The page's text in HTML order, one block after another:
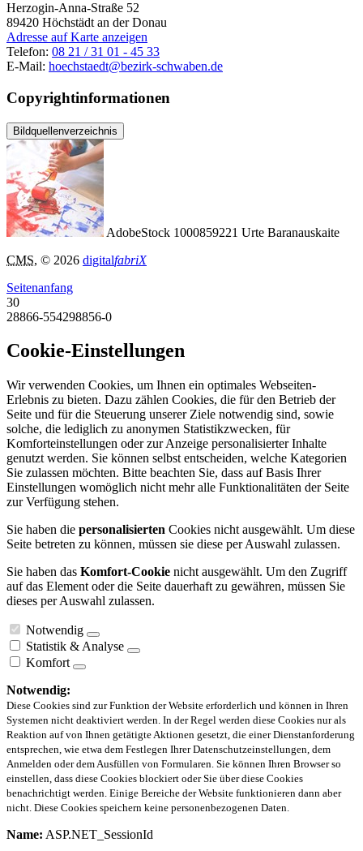
Herzogin-Anna-Straße 52
89420 Höchstädt an der Donau
Adresse auf Karte anzeigen
Telefon: 08 21 / 31 01 - 45 33
E-Mail: hoechstaedt@bezirk-schwaben.de
Copyrightinformationen
Bildquellenverzeichnis
AdobeStock 1000859221 Urte Baranauskaite
CMS, © 2026 digitalfabriX
Seitenanfang
30
28866-554298856-0
Cookie-Einstellungen
Wir verwenden Cookies, um Ihnen ein optimales Webseiten-
Erlebnis zu bieten. Dazu zählen Cookies, die für den Betrieb der
Seite und für die Steuerung unserer Ziele notwendig sind, sowie
solche, die lediglich zu anonymen Statistikzwecken, für
Komforteinstellungen oder zur Anzeige personalisierter Inhalte
genutzt werden. Sie können selbst entscheiden, welche Kategorien
Sie zulassen möchten. Bitte beachten Sie, dass auf Basis Ihrer
Einstellungen womöglich nicht mehr alle Funktionalitäten der Seite
zur Verfügung stehen.
Sie haben die personalisierten Cookies nicht ausgewählt. Um diese
Seite betreten zu können, müssen sie diese per Auswahl zulassen.
Sie haben das Komfort-Cookie nicht ausgewählt. Um den Zugriff
auf das Element oder die Seite dauerhaft zu gewähren, müssen Sie
dieses per Auswahl zulassen.
Notwendig
Statistik & Analyse
Komfort
Notwendig:
Diese Cookies sind zur Funktion der Website erforderlich und können in Ihren
Systemen nicht deaktiviert werden. In der Regel werden diese Cookies nur als
Reaktion auf von Ihnen getätigte Aktionen gesetzt, die einer Dienstanforderung
entsprechen, wie etwa dem Festlegen Ihrer Datenschutzeinstellungen, dem
Anmelden oder dem Ausfüllen von Formularen. Sie können Ihren Browser so
einstellen, dass diese Cookies blockiert oder Sie über diese Cookies
benachrichtigt werden. Einige Bereiche der Website funktionieren dann aber
nicht. Diese Cookies speichern keine personenbezogenen Daten.
Name: ASP.NET_SessionId